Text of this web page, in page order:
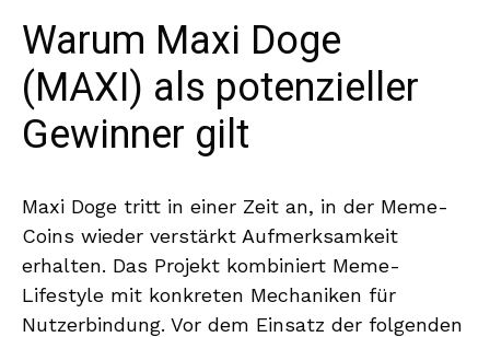
Warum Maxi Doge
(MAXI) als potenzieller
Gewinner gilt
Maxi Doge tritt in einer Zeit an, in der Meme-
Coins wieder verstärkt Aufmerksamkeit
erhalten. Das Projekt kombiniert Meme-
Lifestyle mit konkreten Mechaniken für
Nutzerbindung. Vor dem Einsatz der folgenden